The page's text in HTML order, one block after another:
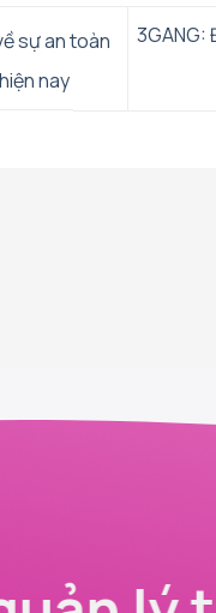
sự an toàn
nay
3GANG: